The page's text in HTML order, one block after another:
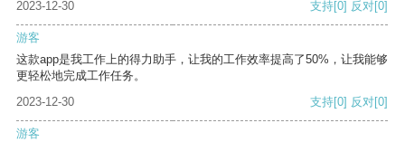
2023-12-30 支持[0] 反对[0]
游客
这款app是我工作上的得力助手，让我的工作效率提高了50%，让我能够
更轻松地完成工作任务。
2023-12-30
支持[0] 反对[0]
游客